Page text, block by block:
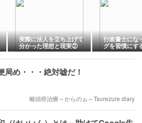
実際に法人を立ち上げて
分かった理想と現実②
行政書士にな
グを習慣にす
局め・・・絶対嘘だ！
喉頭癌治療～からのぉ～Tsurezure diary